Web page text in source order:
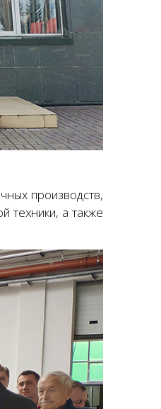
производств,
техники, а также